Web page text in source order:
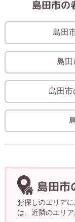
島田市の
島田
島田
島田市
島田市
お探しのエリア
は、近隣のエリ